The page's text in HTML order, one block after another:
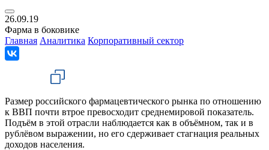
26.09.19
Фарма в боковике
Главная Аналитика Корпоративный сектор
Размер российского фармацевтического рынка по отношению
к ВВП почти втрое превосходит среднемировой показатель.
Подъём в этой отрасли наблюдается как в объёмном, так и в
рублёвом выражении, но его сдерживает стагнация реальных
доходов населения.